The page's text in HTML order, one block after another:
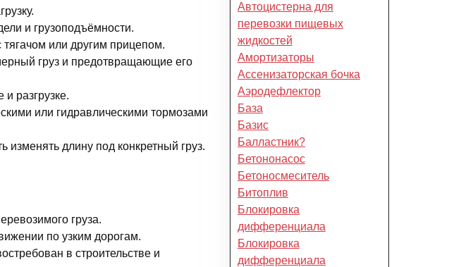
и грузоподъёмности.
или другим прицепом.
груз и предотвращающие его
разгрузке.
или гидравлическими тормозами
длину под конкретный груз.
груза.
по узким дорогам.
в строительстве и
Автоцистерна для
перевозки пищевых
жидкостей
Амортизаторы
Ассенизаторская бочка
Аэродефлектор
База
Базис
Балластник?
Бетононасос
Бетоносмеситель
Битоплив
Блокировка
дифференциала
Блокировка
дифференциала